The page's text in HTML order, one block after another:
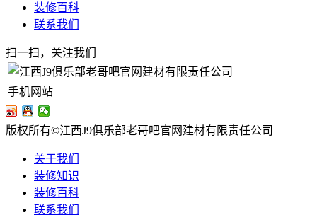
装修百科
联系我们
扫一扫，关注我们
手机网站
版权所有©江西J9俱乐部老哥吧官网建材有限责任公司
关于我们
装修知识
装修百科
联系我们